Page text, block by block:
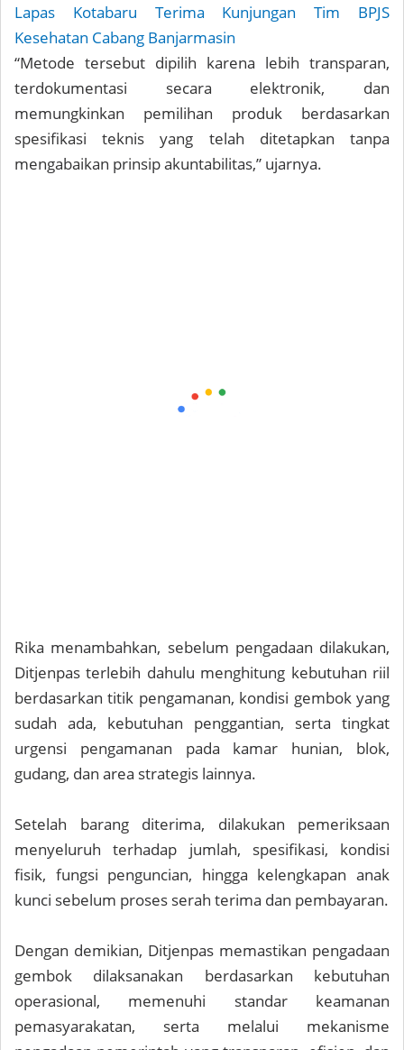
Lapas Kotabaru Terima Kunjungan Tim BPJS
Kesehatan Cabang Banjarmasin
“Metode tersebut dipilih karena lebih transparan,
terdokumentasi secara elektronik, dan
memungkinkan pemilihan produk berdasarkan
spesifikasi teknis yang telah ditetapkan tanpa
mengabaikan prinsip akuntabilitas,” ujarnya.
Rika menambahkan, sebelum pengadaan dilakukan,
Ditjenpas terlebih dahulu menghitung kebutuhan riil
berdasarkan titik pengamanan, kondisi gembok yang
sudah ada, kebutuhan penggantian, serta tingkat
urgensi pengamanan pada kamar hunian, blok,
gudang, dan area strategis lainnya.
Setelah barang diterima, dilakukan pemeriksaan
menyeluruh terhadap jumlah, spesifikasi, kondisi
fisik, fungsi penguncian, hingga kelengkapan anak
kunci sebelum proses serah terima dan pembayaran.
Dengan demikian, Ditjenpas memastikan pengadaan
gembok dilaksanakan berdasarkan kebutuhan
operasional, memenuhi standar keamanan
pemasyarakatan, serta melalui mekanisme